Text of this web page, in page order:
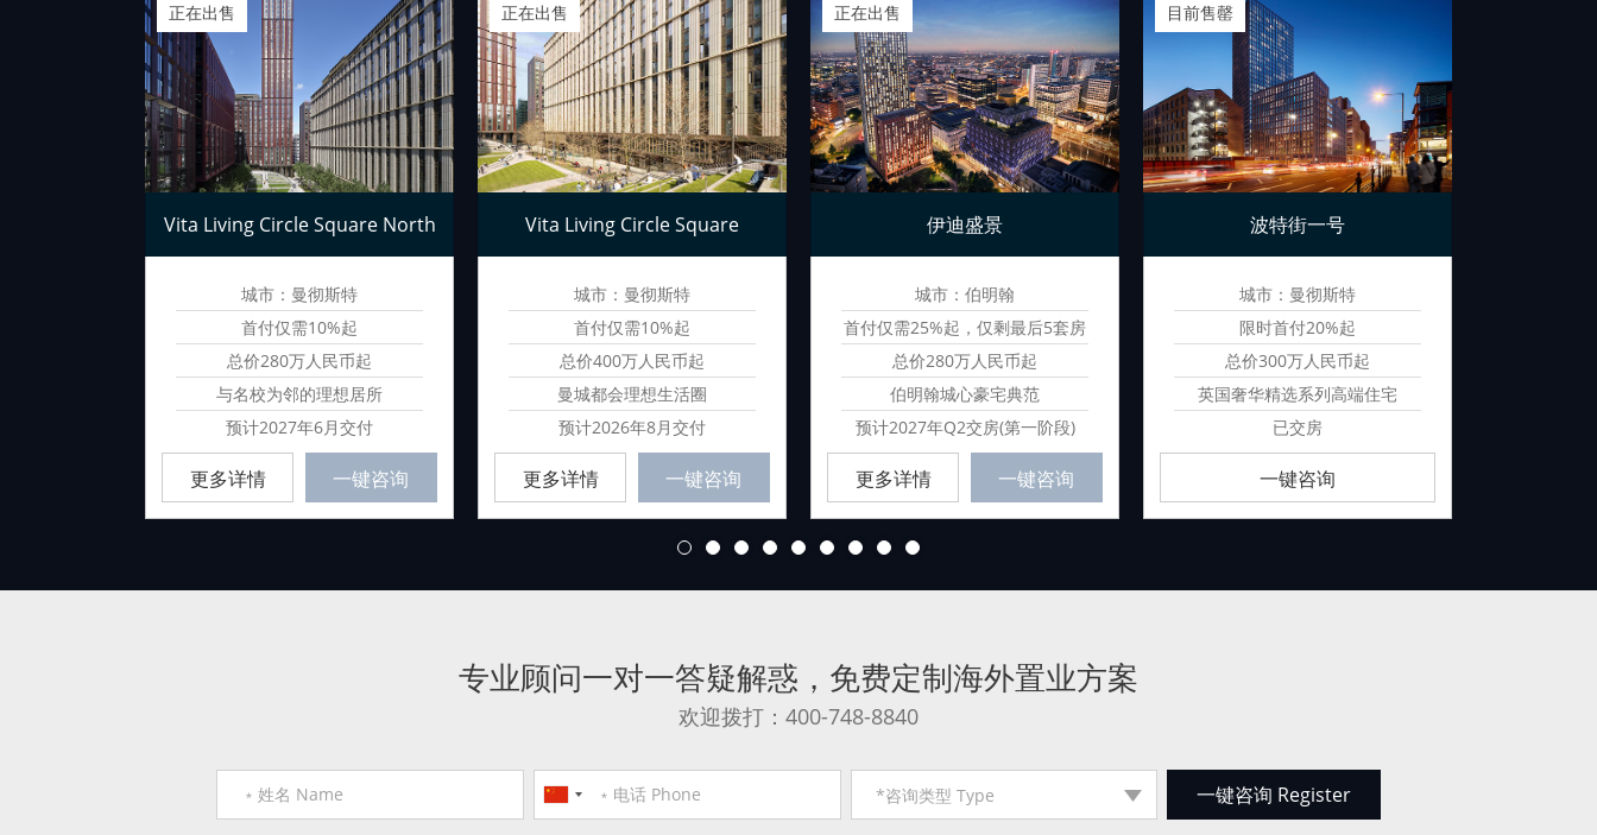
正在出售
Vita Living Circle Square North
城市：曼彻斯特
首付仅需10%起
总价280万人民币起
与名校为邻的理想居所
预计2027年6月交付
更多详情 一键咨询
正在出售
Vita Living Circle Square
城市：曼彻斯特
首付仅需10%起
总价400万人民币起
曼城都会理想生活圈
预计2026年8月交付
更多详情 一键咨询
正在出售
伊迪盛景
城市：伯明翰
首付仅需25%起，仅剩最后5套房
源
总价280万人民币起
伯明翰城心豪宅典范
预计2027年Q2交房(第一阶段)
更多详情 一键咨询
目前售罄
波特街一号
城市：曼彻斯特
限时首付20%起
总价300万人民币起
英国奢华精选系列高端住宅
已交房
一键咨询
3 4 5 6 7 8 9
专业顾问一对一答疑解惑 ， 免费定制海外置业方案
欢迎拨打：400-748-8840